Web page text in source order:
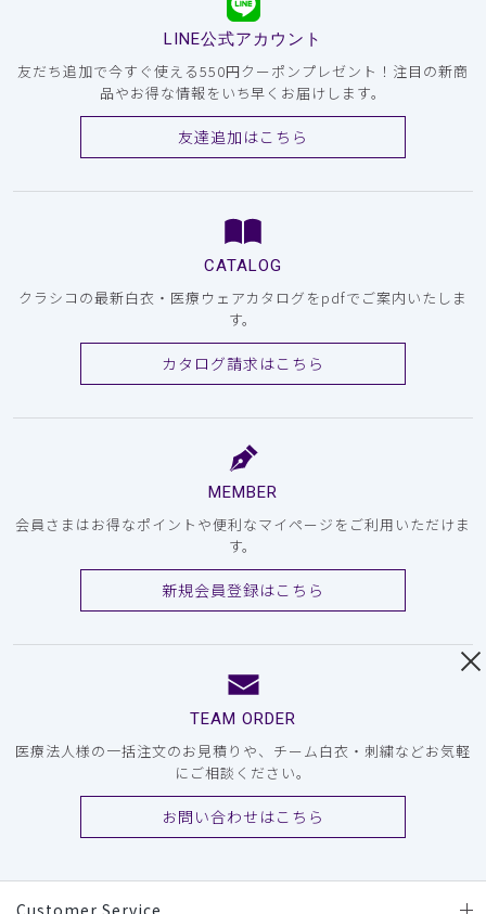
LINE公式アカウント
友だち追加で今すぐ使える550円クーポンプレゼント！注目の新商
品やお得な情報をいち早くお届けします。
友達追加はこちら
CATALOG
クラシコの最新白衣・医療ウェアカタログをpdfでご案内いたしま
す。
カタログ請求はこちら
MEMBER
会員さまはお得なポイントや便利なマイページをご利用いただけま
す。
新規会員登録はこちら
TEAM ORDER
医療法人様の一括注文のお見積りや、チーム白衣・刺繍などお気軽
にご相談ください。
お問い合わせはこちら
Customer Service